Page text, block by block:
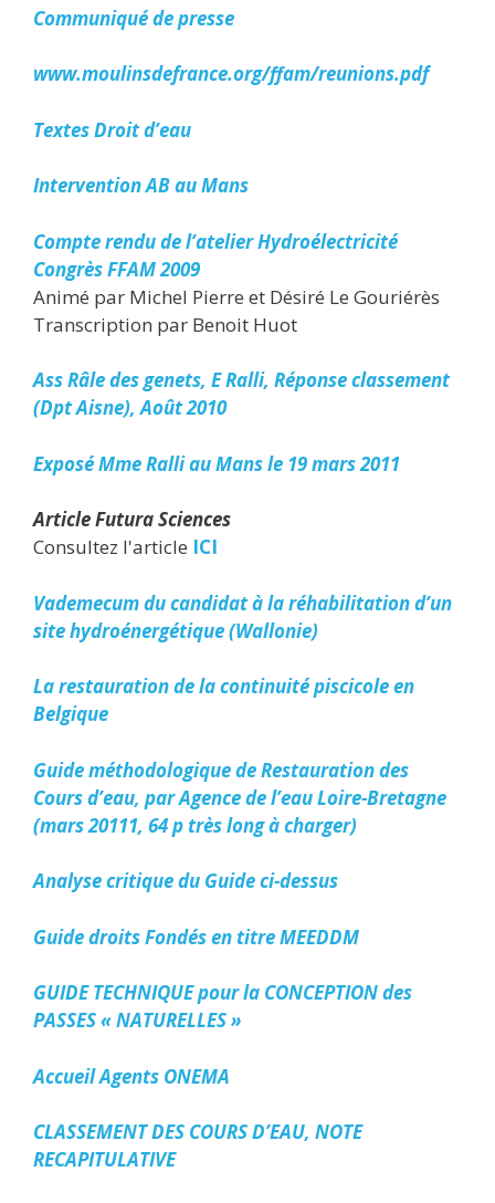
Communiqué de presse
www.moulinsdefrance.org/ffam/reunions.pdf
Textes Droit d’eau
Intervention AB au Mans
Compte rendu de l’atelier Hydroélectricité
Congrès FFAM 2009
Animé par Michel Pierre et Désiré Le Gouriérès
Transcription par Benoit Huot
Ass Râle des genets, E Ralli, Réponse classement
(Dpt Aisne), Août 2010
Exposé Mme Ralli au Mans le 19 mars 2011
Article Futura Sciences
Consultez l'article ICI
Vademecum du candidat à la réhabilitation d’un
site hydroénergétique (Wallonie)
La restauration de la continuité piscicole en
Belgique
Guide méthodologique de Restauration des
Cours d’eau, par Agence de l’eau Loire-Bretagne
(mars 20111, 64 p très long à charger)
Analyse critique du Guide ci-dessus
Guide droits Fondés en titre MEEDDM
GUIDE TECHNIQUE pour la CONCEPTION des
PASSES « NATURELLES »
Accueil Agents ONEMA
CLASSEMENT DES COURS D’EAU, NOTE
RECAPITULATIVE